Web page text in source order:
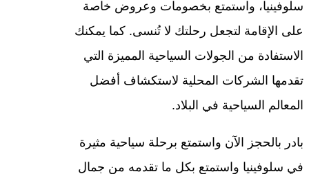
سلوفينيا، واستمتع بخصومات وعروض خاصة
على الإقامة لتجعل رحلتك لا تُنسى. كما يمكنك
الاستفادة من الجولات السياحية المميزة التي
تقدمها الشركات المحلية لاستكشاف أفضل
المعالم السياحية في البلاد.
بادر بالحجز الآن واستمتع برحلة سياحية مثيرة
في سلوفينيا واستمتع بكل ما تقدمه من جمال